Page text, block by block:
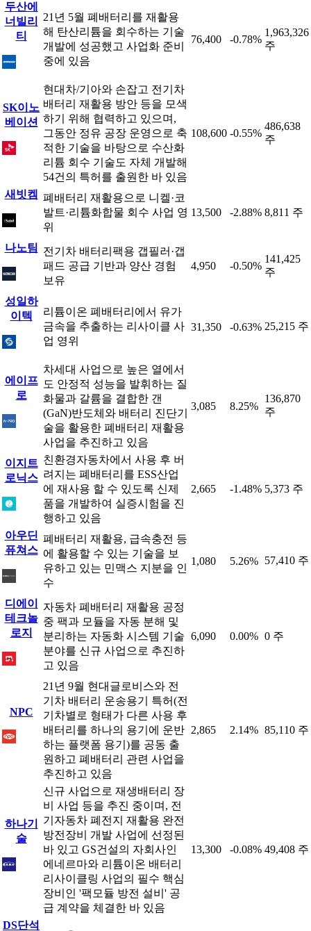
두산에
너빌리
티
21년 5월 폐배터리를 재활용
해 탄산리튬을 회수하는 기술
개발에 성공했고 사업화 준비
중에 있음
76,400 -0.78%
1,963,326
주
SK이노
베이션
현대차/기아와 손잡고 전기차
배터리 재활용 방안 등을 모색
하기 위해 협력하고 있으며,
그동안 정유 공장 운영으로 축
적한 기술을 바탕으로 수산화
리튬 회수 기술도 자체 개발해
54건의 특허를 출원한 바 있음
108,600 -0.55%
486,638
주
새빗켐 폐배터리 재활용으로 니켈·코
발트·리튬화합물 회수 사업 영
위
13,500 -2.88% 8,811 주
나노팀 전기차 배터리팩용 갭필러·갭
패드 공급 기반과 양산 경험
보유
4,950 -0.50%
141,425
주
성일하
이텍
리튬이온 폐배터리에서 유가
금속을 추출하는 리사이클 사
업 영위
31,350 -0.63% 25,215 주
에이프
로
차세대 사업으로 높은 열에서
도 안정적 성능을 발휘하는 질
화물과 갈륨을 결합한 갠
(GaN)반도체와 배터리 진단기
술을 활용한 폐배터리 재활용
사업을 추진하고 있음
3,085 8.25%
136,870
주
이지트
로닉스
친환경자동차에서 사용 후 버
려지는 폐배터리를 ESS산업
에 재사용 할 수 있도록 신제
품을 개발하여 실증시험을 진
행하고 있음
2,665 -1.48% 5,373 주
아우딘
퓨쳐스
폐배터리 재활용, 급속충전 등
에 활용할 수 있는 기술을 보
유하고 있는 민맥스 지분을 인
수
1,080 5.26% 57,410 주
디에이
테크놀
로지
자동차 폐배터리 재활용 공정
중 팩과 모듈을 자동 분해 및
분리하는 자동화 시스템 기술
분야를 신규 사업으로 추진하
고 있음
6,090 0.00% 0 주
NPC
21년 9월 현대글로비스와 전
기차 배터리 운송용기 특허(전
기차별로 형태가 다른 사용 후
배터리를 하나의 용기에 운반
하는 플랫폼 용기)를 공동 출
원하고 폐배터리 관련 사업을
추진하고 있음
2,865 2.14% 85,110 주
하나기
술
신규 사업으로 재생배터리 장
비 사업 등을 추진 중이며, 전
기자동차 폐전지 재활용 완전
방전장비 개발 사업에 선정된
바 있고 GS건설의 자회사인
에네르마와 리튬이온 배터리
리사이클링 사업의 필수 핵심
장비인 '팩모듈 방전 설비' 공
급 계약을 체결한 바 있음
13,300 -0.08% 49,408 주
DS단석